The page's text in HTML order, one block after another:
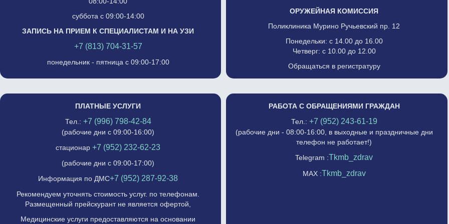
суббота с 09:00-14:00
ЗАПИСЬ НА ПРИЕМ К СПЕЦИАЛИСТАМ И НА УЗИ
+7 (813) 704-31-57
понедельник - пятница с 09:00-17:00
ОРУЖЕЙНАЯ КОМИССИЯ
Поликлиника Мурино Ручьевский пр. 12
Понедельки: с 14.00 до 16.00
Четверг: с 10.00 до 12.00
Обращаться в регистратуру
ПЛАТНЫЕ УСЛУГИ
Тел.: +7 (996) 798-42-84
(рабочие дни с 09:00-16:00)
стационар+7 (952) 232-62-23
(рабочие дни с 09:00-17:00)
Информация по ДМС+7 (952) 287-92-38
Рекомендуем уточнять стоимость услуг. по телефонам.
Размещенный прейскурант не является офертой,
Медицинские услуги предоставляются на основании
РАБОТА С ОБРАЩЕНИЯМИ ГРАЖДАН
Тел.: +7 (952) 243-61-19
(рабочие дни - 08:00-16:00, в выходные и праздничные дни
телефон не работает!)
Telegram :Tkmb_zdrav
MAX :Tkmb_zdrav